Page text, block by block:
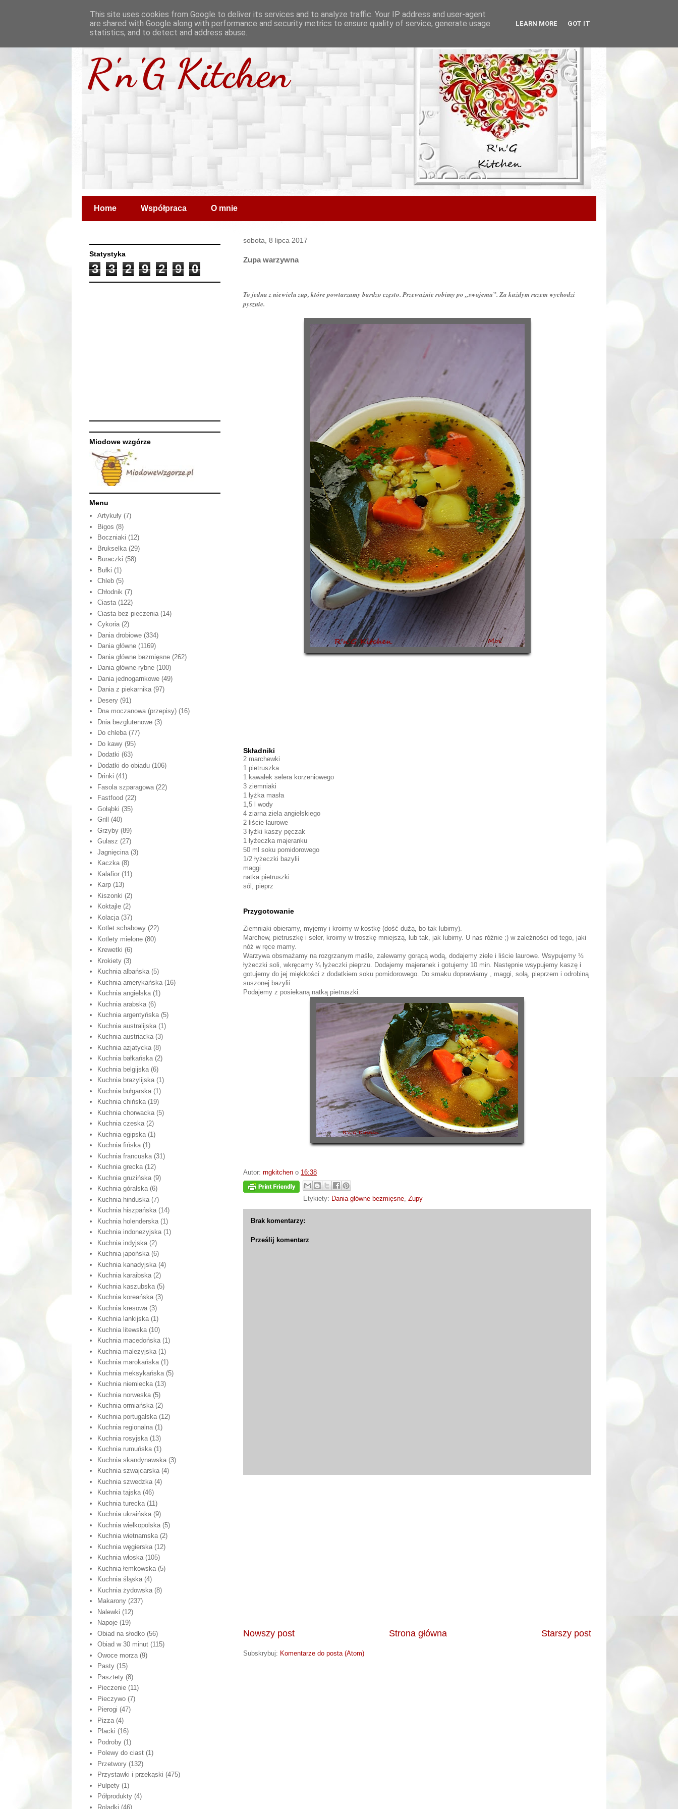
R'n'G Kitchen
Home Współpraca O mnie
sobota, 8 lipca 2017
Zupa warzywna
To jedna z niewielu zup, które powtarzamy bardzo często. Przeważnie robimy po „swojemu”. Za każdym razem wychodzi
pysznie.
Składniki
2 marchewki
1 pietruszka
1 kawałek selera korzeniowego
3 ziemniaki
1 łyżka masła
1,5 l wody
4 ziarna ziela angielskiego
2 liście laurowe
3 łyżki kaszy pęczak
1 łyżeczka majeranku
50 ml soku pomidorowego
1/2 łyżeczki bazylii
maggi
natka pietruszki
sól, pieprz
Przygotowanie
Ziemniaki obieramy, myjemy i kroimy w kostkę (dość dużą, bo tak lubimy).
Marchew, pietruszkę i seler, kroimy w troszkę mniejszą, lub tak, jak lubimy. U nas różnie ;) w zależności od tego, jaki
nóż w ręce mamy.
Warzywa obsmażamy na rozgrzanym maśle, zalewamy gorącą wodą, dodajemy ziele i liście laurowe. Wsypujemy ½
łyżeczki soli, wkręcamy ¼ łyżeczki pieprzu. Dodajemy majeranek i gotujemy 10 min. Następnie wsypujemy kaszę i
gotujemy do jej miękkości z dodatkiem soku pomidorowego. Do smaku doprawiamy , maggi, solą, pieprzem i odrobiną
suszonej bazylii.
Podajemy z posiekaną natką pietruszki.
Autor: rngkitchen o 16:38
Etykiety: Dania główne bezmięsne, Zupy
Brak komentarzy:
Prześlij komentarz
Nowszy post Starszy post
Strona główna
Subskrybuj: Komentarze do posta (Atom)
Statystyka
3 3 2 9 2 9 0
Miodowe wzgórze
Menu
Artykuły (7)
Bigos (8)
Boczniaki (12)
Brukselka (29)
Buraczki (58)
Bułki (1)
Chleb (5)
Chłodnik (7)
Ciasta (122)
Ciasta bez pieczenia (14)
Cykoria (2)
Dania drobiowe (334)
Dania główne (1169)
Dania główne bezmięsne (262)
Dania główne-rybne (100)
Dania jednogarnkowe (49)
Dania z piekarnika (97)
Desery (91)
Dna moczanowa (przepisy) (16)
Dnia bezglutenowe (3)
Do chleba (77)
Do kawy (95)
Dodatki (63)
Dodatki do obiadu (106)
Drinki (41)
Fasola szparagowa (22)
Fastfood (22)
Gołąbki (35)
Grill
(40)
Grzyby (89)
Gulasz (27)
Jagnięcina (3)
Kaczka (8)
Kalafior (11)
Karp (13)
Kiszonki (2)
Koktajle (2)
Kolacja (37)
Kotlet schabowy (22)
Kotlety mielone (80)
Krewetki (6)
Krokiety (3)
Kuchnia albańska (5)
Kuchnia amerykańska (16)
Kuchnia angielska (1)
Kuchnia arabska (6)
Kuchnia argentyńska (5)
Kuchnia australijska (1)
Kuchnia austriacka (3)
Kuchnia azjatycka (8)
Kuchnia bałkańska (2)
Kuchnia belgijska (6)
Kuchnia brazylijska (1)
Kuchnia bułgarska (1)
Kuchnia chińska (19)
Kuchnia chorwacka (5)
Kuchnia czeska (2)
Kuchnia egipska (1)
Kuchnia fińska (1)
Kuchnia francuska (31)
Kuchnia grecka (12)
Kuchnia gruzińska (9)
Kuchnia góralska (6)
Kuchnia hinduska (7)
Kuchnia hiszpańska (14)
Kuchnia holenderska (1)
Kuchnia indonezyjska (1)
Kuchnia indyjska (2)
Kuchnia japońska (6)
Kuchnia kanadyjska (4)
Kuchnia karaibska (2)
Kuchnia kaszubska (5)
Kuchnia koreańska (3)
Kuchnia kresowa (3)
Kuchnia lankijska (1)
Kuchnia litewska (10)
Kuchnia macedońska (1)
Kuchnia malezyjska (1)
Kuchnia marokańska (1)
Kuchnia meksykańska (5)
Kuchnia niemiecka (13)
Kuchnia norweska (5)
Kuchnia ormiańska (2)
Kuchnia portugalska (12)
Kuchnia regionalna (1)
Kuchnia rosyjska (13)
Kuchnia rumuńska (1)
Kuchnia skandynawska (3)
Kuchnia szwajcarska (4)
Kuchnia szwedzka (4)
Kuchnia tajska (46)
Kuchnia turecka (11)
Kuchnia ukraińska (9)
Kuchnia wielkopolska (5)
Kuchnia wietnamska (2)
Kuchnia węgierska (12)
Kuchnia włoska (105)
Kuchnia łemkowska (5)
Kuchnia śląska (4)
Kuchnia żydowska (8)
Makarony (237)
Nalewki (12)
Napoje (19)
Obiad na słodko (56)
Obiad w 30 minut (115)
Owoce morza (9)
Pasty (15)
Pasztety (8)
Pieczenie (11)
Pieczywo (7)
Pierogi (47)
Pizza (4)
Placki (16)
Podroby (1)
Polewy do ciast (1)
Przetwory (132)
Przystawki i przekąski (475)
Pulpety (1)
Półprodukty (4)
Roladki (46)
This site uses cookies from Google to deliver its services and to analyze traffic. Your IP address and user-agent
are shared with Google along with performance and security metrics to ensure quality of service, generate usage
statistics, and to detect and address abuse.
LEARN MORE GOT IT